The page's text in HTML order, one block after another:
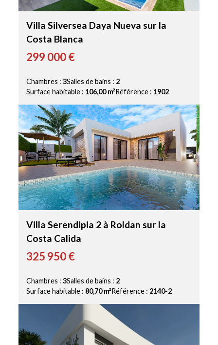
Villa Silversea Daya Nueva sur la
Costa Blanca
299 000 €
Chambres :3Salles de bains : 2
Surface habitable : 106,00 m²Référence : 1902
Villa Serendipia 2 à Roldan sur la
Costa Calida
325 950 €
Chambres :3Salles de bains : 2
Surface habitable : 80,70 m²Référence : 2140-2